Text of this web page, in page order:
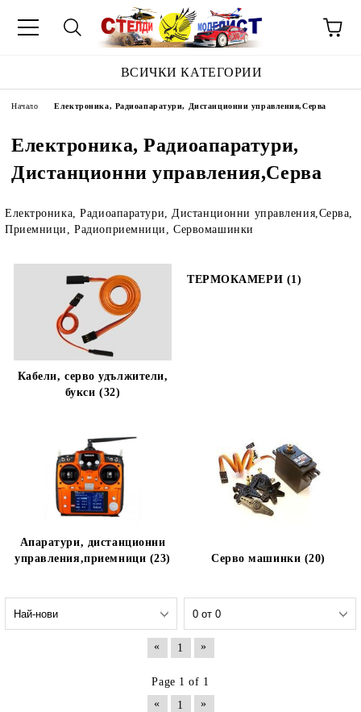
ВСИЧКИ КАТЕГОРИИ
Начало Електроника, Радиоапаратури, Дистанционни управления,Серва
Електроника, Радиоапаратури,
Дистанционни управления,Серва
Електроника, Радиоапаратури, Дистанционни управления,Серва,
Приемници, Радиоприемници, Сервомашинки
Кабели, серво удължители,
букси (32)
ТЕРМОКАМЕРИ (1)
Апаратури, дистанционни
управления,приемници (23)
Серво машинки (20)
« 1 »
Page 1 of 1
«
1 »